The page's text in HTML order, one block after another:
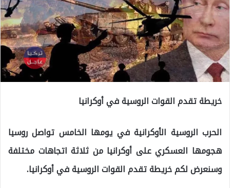
خريطة تقدم القوات الروسية في أوكرانيا
الحرب الروسية الأوكرانية في يومها الخامس تواصل روسيا
هجومها العسكري على أوكرانيا من ثلاثة اتجاهات مختلفة
وسنعرض لكم خريطة تقدم القوات الروسية في أوكرانيا.